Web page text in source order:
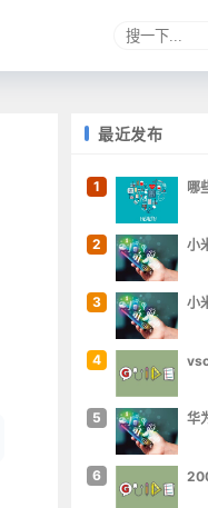
最近发布
1
哪
2
3
4
5
6